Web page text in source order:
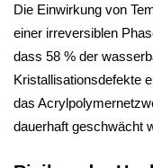
Die Einwirkung von
einer irreversiblen
dass 58 % der
Kristallisationsdefekte
das
dauerhaft geschwächt